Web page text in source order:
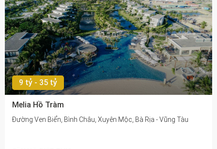
9 tỷ - 35 tỷ
Melia Hồ Tràm
Đường Ven Biển, Bình Châu, Xuyên Mộc, Bà Rịa - Vũng Tàu